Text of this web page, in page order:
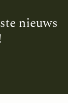
nieuws